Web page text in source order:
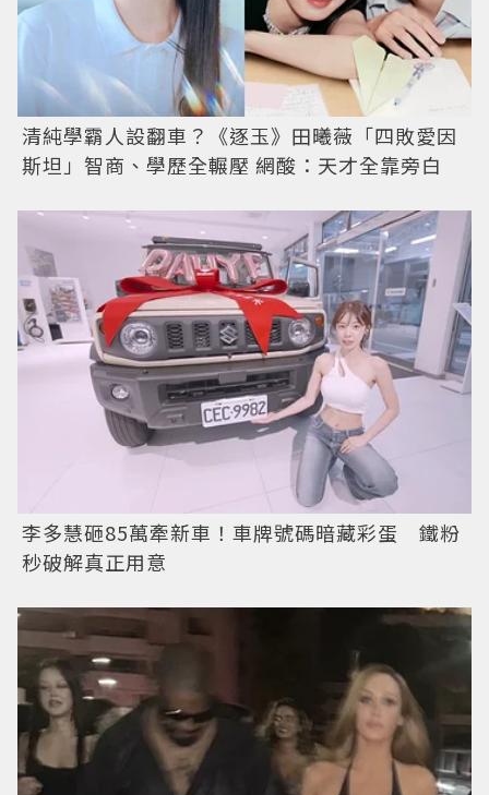
清純學霸人設翻車？《逐玉》田曦薇「四敗愛因
斯坦」智商、學歷全輾壓 網酸：天才全靠旁白
李多慧砸85萬牽新車！車牌號碼暗藏彩蛋 鐵粉
秒破解真正用意